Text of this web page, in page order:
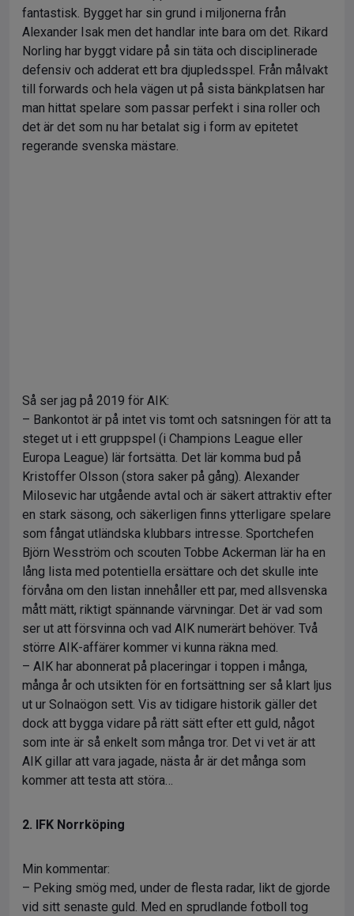
fantastisk. Bygget har sin grund i miljonerna från
Alexander Isak men det handlar inte bara om det. Rikard
Norling har byggt vidare på sin täta och disciplinerade
defensiv och adderat ett bra djupledsspel. Från målvakt
till forwards och hela vägen ut på sista bänkplatsen har
man hittat spelare som passar perfekt i sina roller och
det är det som nu har betalat sig i form av epitetet
regerande svenska mästare.
Så ser jag på 2019 för AIK:
– Bankontot är på intet vis tomt och satsningen för att ta
steget ut i ett gruppspel (i Champions League eller
Europa League) lär fortsätta. Det lär komma bud på
Kristoffer Olsson (stora saker på gång). Alexander
Milosevic har utgående avtal och är säkert attraktiv efter
en stark säsong, och säkerligen finns ytterligare spelare
som fångat utländska klubbars intresse. Sportchefen
Björn Wesström och scouten Tobbe Ackerman lär ha en
lång lista med potentiella ersättare och det skulle inte
förvåna om den listan innehåller ett par, med allsvenska
mått mätt, riktigt spännande värvningar. Det är vad som
ser ut att försvinna och vad AIK numerärt behöver. Två
större AIK-affärer kommer vi kunna räkna med.
– AIK har abonnerat på placeringar i toppen i många,
många år och utsikten för en fortsättning ser så klart ljus
ut ur Solnaögon sett. Vis av tidigare historik gäller det
dock att bygga vidare på rätt sätt efter ett guld, något
som inte är så enkelt som många tror. Det vi vet är att
AIK gillar att vara jagade, nästa år är det många som
kommer att testa att störa…
2. IFK Norrköping
Min kommentar:
– Peking smög med, under de flesta radar, likt de gjorde
vid sitt senaste guld. Med en sprudlande fotboll tog